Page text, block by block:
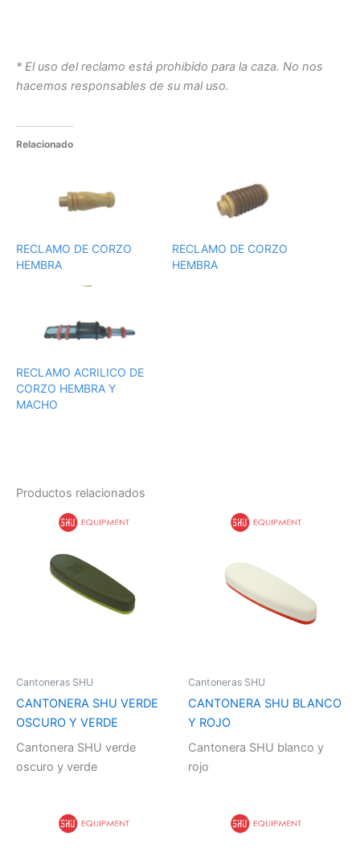
* El uso del reclamo está prohibido para la caza. No nos
hacemos responsables de su mal uso.
Relacionado
RECLAMO DE CORZO
HEMBRA
RECLAMO DE CORZO
HEMBRA
RECLAMO ACRILICO DE
CORZO HEMBRA Y
MACHO
Productos relacionados
Cantoneras SHU
CANTONERA SHU VERDE
OSCURO Y VERDE
Cantonera SHU verde
oscuro y verde
Cantoneras SHU
CANTONERA SHU BLANCO
Y ROJO
Cantonera SHU blanco y
rojo